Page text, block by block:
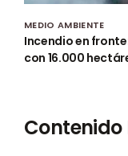
MEDIO AMBIENTE
Incendio en
con 16.000